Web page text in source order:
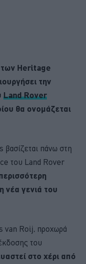
Heritage
την
Land Rover
θα ονομάζεται
πάνω στη
του Land Rover
νέα γενιά του
van Roij, προχωρά
του
στο χέρι από